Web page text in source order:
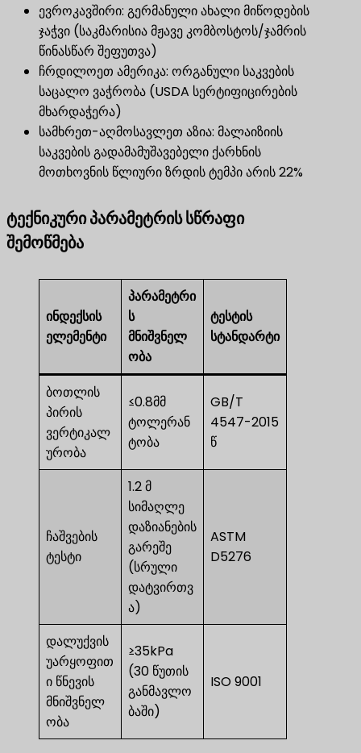
ევროკავშირი: გერმანული ახალი მიწოდების
ჯაჭვი (საკმარისია მჟავე კომბოსტოს/ჯამრის
წინასწარ შეფუთვა)
ჩრდილოეთ ამერიკა: ორგანული საკვების
საცალო ვაჭრობა (USDA სერტიფიცირების
მხარდაჭერა)
სამხრეთ-აღმოსავლეთ აზია: მალაიზიის
საკვების გადამამუშავებელი ქარხნის
მოთხოვნის წლიური ზრდის ტემპი არის 22%
ტექნიკური პარამეტრის სწრაფი
შემოწმება
ინდექსის
ელემენტი
პარამეტრი
ს
მნიშვნელ
ობა
ტესტის
სტანდარტი
ბოთლის
პირის
ვერტიკალ
ურობა
≤0.8მმ
ტოლერან
ტობა
GB/T
4547-2015
წ
ჩაშვების
ტესტი
1.2 მ
სიმაღლე
დაზიანების
გარეშე
(სრული
დატვირთვ
ა)
ASTM
D5276
დალუქვის
უარყოფით
ი წნევის
მნიშვნელ
ობა
≥35kPa
(30 წუთის
განმავლო
ბაში)
ISO 9001